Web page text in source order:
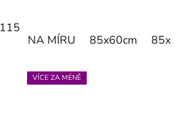
115x85cm
NA MÍRU 85x60cm
VÍCE ZA MÉNĚ